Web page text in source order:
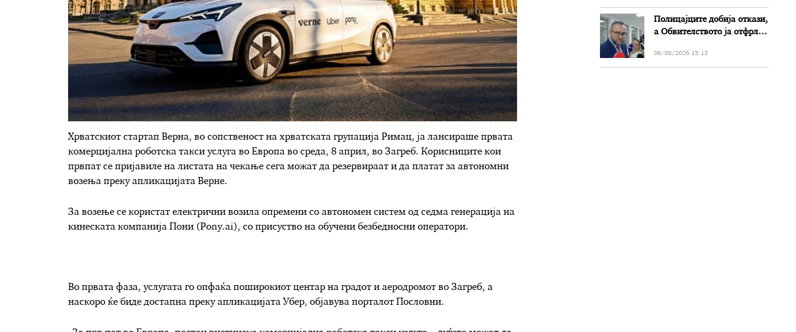
Хрватскиот стартап Верна, во сопственост на хрватската групација Римац, ја лансираше првата
комерцијална роботска такси услуга во Европа во среда, 8 април, во Загреб. Корисниците кои
првпат се пријавиле на листата на чекање сега можат да резервираат и да платат за автономни
возења преку апликацијата Верне.
За возење се користат електрични возила опремени со автономен систем од седма генерација на
кинеската компанија Пони (Pony.ai), со присуство на обучени безбедносни оператори.
Во првата фаза, услугата го опфаќа поширокиот центар на градот и аеродромот во Загреб, а
наскоро ќе биде достапна преку апликацијата Убер, објавува порталот Пословни.
Полицајците добија откази,
а Обвителството ја отфрли
Тошковски за наводни
злоупотреби
06/08/2026 15:13